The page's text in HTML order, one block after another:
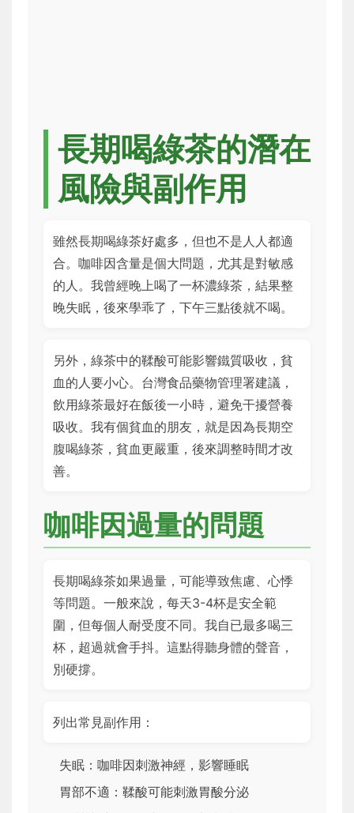
長期喝綠茶的潛在
風險與副作用
雖然長期喝綠茶好處多，但也不是人人都適
合。咖啡因含量是個大問題，尤其是對敏感
的人。我曾經晚上喝了一杯濃綠茶，結果整
晚失眠，後來學乖了，下午三點後就不喝。
另外，綠茶中的鞣酸可能影響鐵質吸收，貧
血的人要小心。台灣食品藥物管理署建議，
飲用綠茶最好在飯後一小時，避免干擾營養
吸收。我有個貧血的朋友，就是因為長期空
腹喝綠茶，貧血更嚴重，後來調整時間才改
善。
咖啡因過量的問題
長期喝綠茶如果過量，可能導致焦慮、心悸
等問題。一般來說，每天3-4杯是安全範
圍，但每個人耐受度不同。我自已最多喝三
杯，超過就會手抖。這點得聽身體的聲音，
別硬撐。
列出常見副作用：
失眠：咖啡因刺激神經，影響睡眠
胃部不適：鞣酸可能刺激胃酸分泌